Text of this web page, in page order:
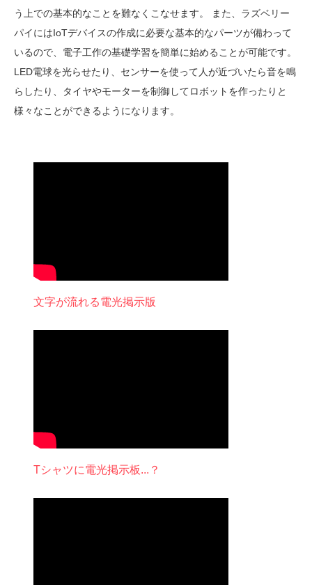
う上での基本的なことを難なくこなせます。 また、ラズベリー
パイにはIoTデバイスの作成に必要な基本的なパーツが備わって
いるので、電子工作の基礎学習を簡単に始めることが可能です。
LED電球を光らせたり、センサーを使って人が近づいたら音を鳴
らしたり、タイヤやモーターを制御してロボットを作ったりと
様々なことができるようになります。
文字が流れる電光掲示版
Tシャツに電光掲示板...？